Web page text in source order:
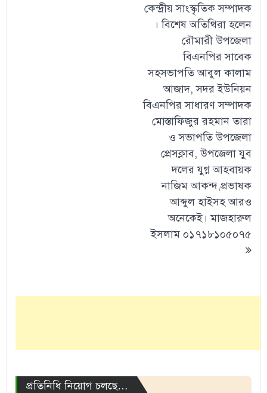
কেন্দ্রীয় সাংস্কৃতিক সম্পাদক
। বিশেষ অতিথিরা হলেন
রৌমারী উপজেলা
বিএনপির সাবেক
সহসভাপতি আবুল কালাম
আজাদ, সদর ইউনিয়ন
বিএনপির সাধারণ সম্পাদক
মোস্তাফিজুর রহমান তারা
ও সভাপতি উপজেলা
প্রেসক্লাব, উপজেলা যুব
দলের যুগ্ন আহবায়ক
নাজিম আকন্দ,প্রভাষক
আব্দুল হাইসহ আরও
অনেকেই। মাজহারুল
ইসলাম ০১৭১৮১০৫০৭৫
প্রতিনিধি নিয়োগ চলছে…